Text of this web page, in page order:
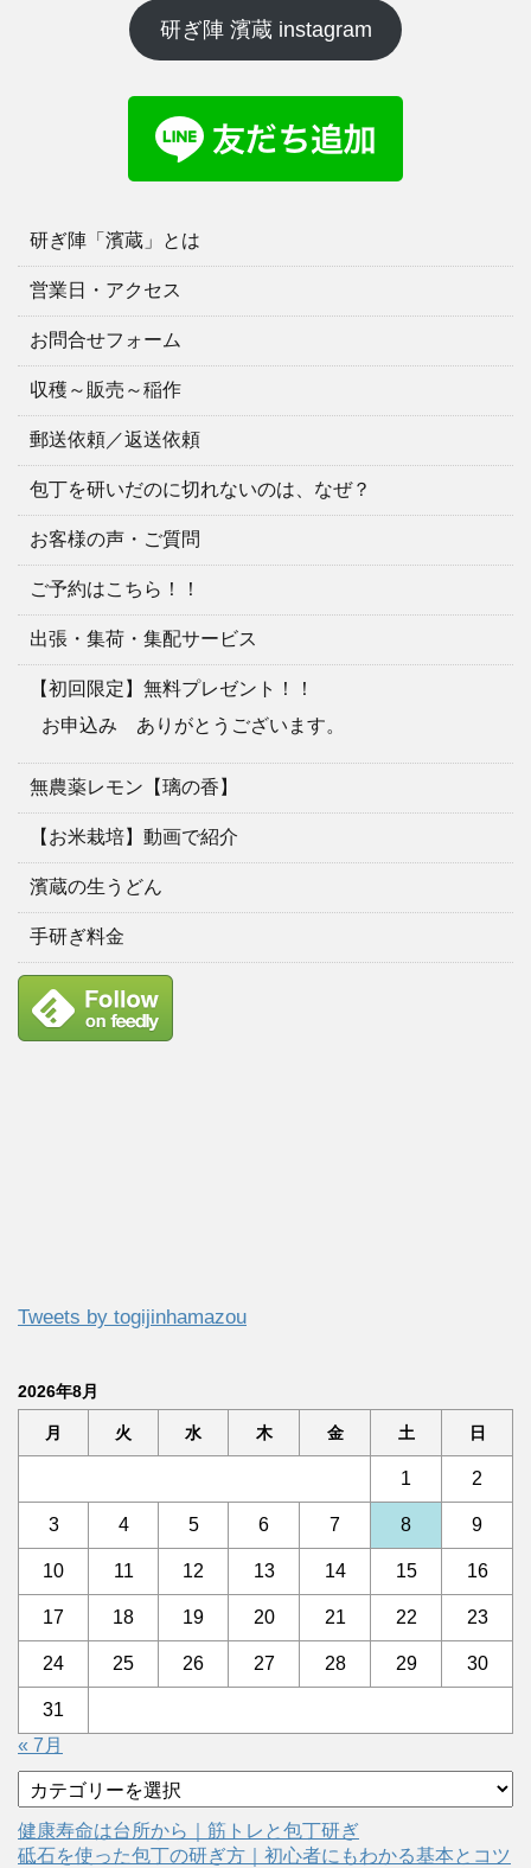
研ぎ陣 濱蔵 instagram
研ぎ陣「濱蔵」とは
営業日・アクセス
お問合せフォーム
収穫～販売～稲作
郵送依頼／返送依頼
包丁を研いだのに切れないのは、なぜ？
お客様の声・ご質問
ご予約はこちら！！
出張・集荷・集配サービス
【初回限定】無料プレゼント！！
お申込み ありがとうございます。
無農薬レモン【璃の香】
【お米栽培】動画で紹介
濱蔵の生うどん
手研ぎ料金
Tweets by togijinhamazou
2026年8月
月 火 水 木 金 土 日
1 2
3 4 5 6 7 8 9
10 11 12 13 14 15 16
17 18 19 20 21 22 23
24 25 26 27 28 29 30
31
« 7月
テ
ゴ
リ
健康寿命は台所から｜筋トレと包丁研ぎ
砥石を使った包丁の研ぎ方｜初心者にもわかる基本とコツ